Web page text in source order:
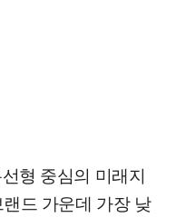
형 중심의 미래지
드 가운데 가장 낮